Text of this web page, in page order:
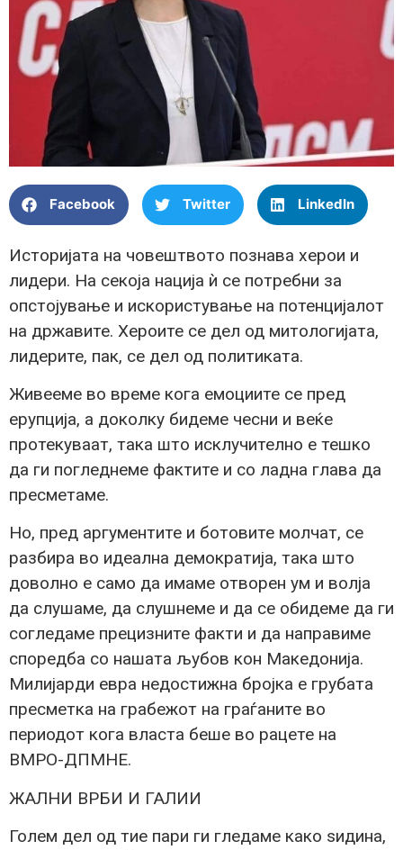
Facebook Twitter LinkedIn
Историјата на човештвото познава херои и
лидери. На секоја нација ѝ се потребни за
опстојување и искористување на потенцијалот
на државите. Хероите се дел од митологијата,
лидерите, пак, се дел од политиката.
Живееме во време кога емоциите се пред
ерупција, а доколку бидеме чесни и веќе
протекуваат, така што исклучително е тешко
да ги погледнеме фактите и со ладна глава да
пресметаме.
Но, пред аргументите и ботовите молчат, се
разбира во идеална демократија, така што
доволно е само да имаме отворен ум и волја
да слушаме, да слушнеме и да се обидеме да ги
согледаме прецизните факти и да направиме
споредба со нашата љубов кон Македонија.
Милијарди евра недостижна бројка е грубата
пресметка на грабежот на граѓаните во
периодот кога власта беше во рацете на
ВМРО-ДПМНЕ.
ЖАЛНИ ВРБИ И ГАЛИИ
Голем дел од тие пари ги гледаме како ѕидина,